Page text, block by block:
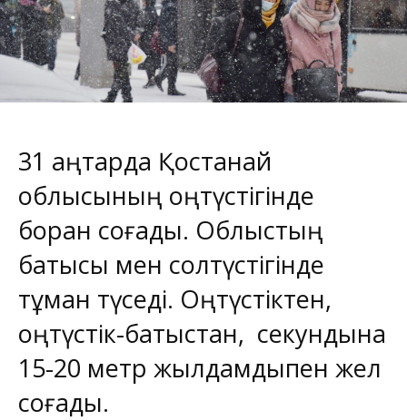
31 қаңтарда Қостанай
облысының оңтүстігінде
боран соғады. Облыстың
батысы мен солтүстігінде
тұман түседі. Оңтүстіктен,
оңтүстік-батыстан, секундына
15-20 метр жылдамдықпен жел
соғады.